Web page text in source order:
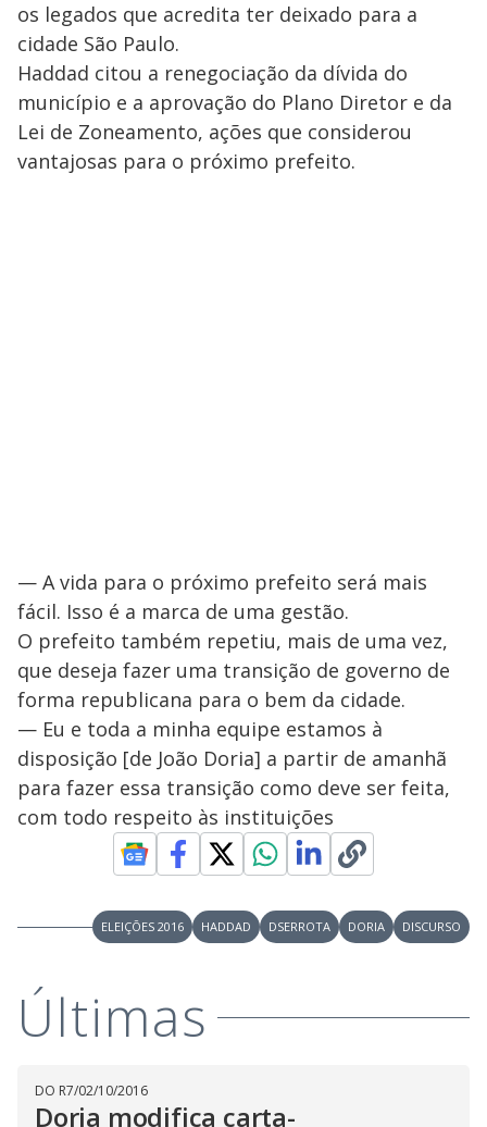
os legados que acredita ter deixado para a
cidade São Paulo.
Haddad citou a renegociação da dívida do
município e a aprovação do Plano Diretor e da
Lei de Zoneamento, ações que considerou
vantajosas para o próximo prefeito.
— A vida para o próximo prefeito será mais
fácil. Isso é a marca de uma gestão.
O prefeito também repetiu, mais de uma vez,
que deseja fazer uma transição de governo de
forma republicana para o bem da cidade.
— Eu e toda a minha equipe estamos à
disposição [de João Doria] a partir de amanhã
para fazer essa transição como deve ser feita,
com todo respeito às instituições
ELEIÇÕES 2016 HADDAD DSERROTA DORIA DISCURSO
Últimas
DO R7/02/10/2016
Doria modifica carta-